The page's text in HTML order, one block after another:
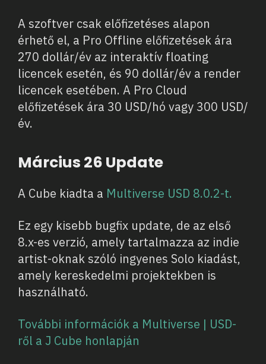
A szoftver csak előfizetéses alapon
érhető el, a Pro Offline előfizetések ára
270 dollár/év az interaktív floating
licencek esetén, és 90 dollár/év a render
licencek esetében. A Pro Cloud
előfizetések ára 30 USD/hó vagy 300 USD/
év.
Március 26 Update
A Cube kiadta a Multiverse USD 8.0.2-t.
Ez egy kisebb bugfix update, de az első
8.x-es verzió, amely tartalmazza az indie
artist-oknak szóló ingyenes Solo kiadást,
amely kereskedelmi projektekben is
használható.
További információk a Multiverse | USD-
ről a J Cube honlapján